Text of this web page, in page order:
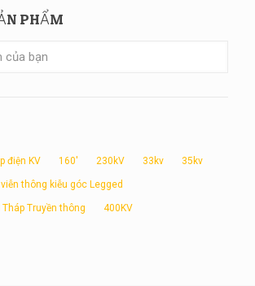
PHẨM
điện KV 160' 230kV 33kv 35kv
thông kiễu góc Legged
Truyền thông 400KV